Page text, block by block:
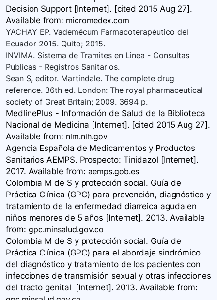
Decision Support [Internet]. [cited 2015 Aug 27].
Available from: micromedex.com
YACHAY EP. Vademécum Farmacoterapéutico del
Ecuador 2015. Quito; 2015.
INVIMA. Sistema de Tramites en Linea - Consultas
Publicas - Registros Sanitarios.
Sean S, editor. Martindale. The complete drug
reference. 36th ed. London: The royal pharmaceutical
society of Great Britain; 2009. 3694 p.
MedlinePlus - Información de Salud de la Biblioteca
Nacional de Medicina [Internet]. [cited 2015 Aug 27].
Available from: nlm.nih.gov
Agencia Española de Medicamentos y Productos
Sanitarios AEMPS. Prospecto: Tinidazol [Internet].
2017. Available from:aemps.gob.es
Colombia M de S y protección social. Guía de
Práctica Clínica (GPC) para prevención, diagnóstico y
tratamiento de la enfermedad diarreica aguda en
niños menores de 5 años [Internet]. 2013. Available
from: gpc.minsalud.gov.co
Colombia M de S y protección social. Guía de
Práctica Clínica (GPC) para el abordaje sindrómico
del diagnóstico y tratamiento de los pacientes con
infecciones de transmisión sexual y otras infecciones
del tracto genital [Internet]. 2013. Available from: